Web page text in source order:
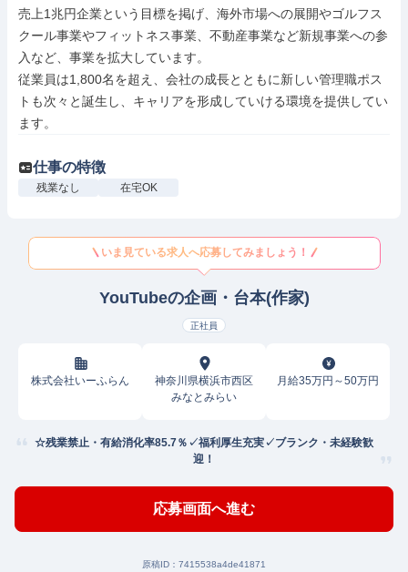
売上1兆円企業という目標を掲げ、海外市場への展開やゴルフス
クール事業やフィットネス事業、不動産事業など新規事業への参
入など、事業を拡大しています。
従業員は1,800名を超え、会社の成長とともに新しい管理職ポス
トも次々と誕生し、キャリアを形成していける環境を提供してい
ます。
仕事の特徴
残業なし 在宅OK
いま見ている求人へ応募してみましょう！
YouTubeの企画・台本(作家)
正社員
株式会社いーふらん
神奈川県横浜市西区
みなとみらい
月給35万円～50万円
☆残業禁止・有給消化率85.7％✓福利厚生充実✓ブランク・未経験歓
迎！
応募画面へ進む
原稿ID： 7415538a4de41871